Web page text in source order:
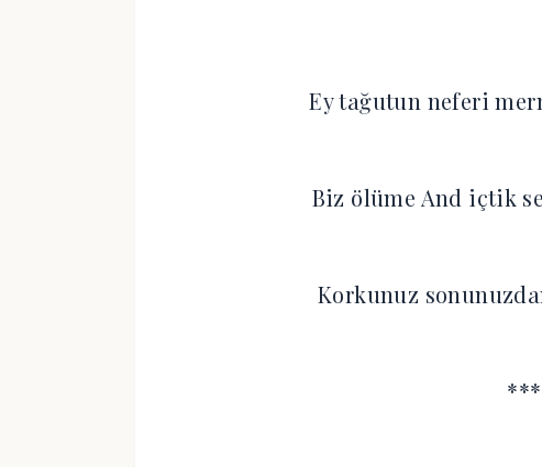
Ey tağutun neferi
Biz ölüme And içtik
Korkunuz